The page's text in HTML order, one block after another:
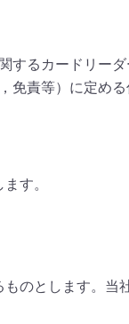
するカードリー
免責等）に定める
す。
のとします。当